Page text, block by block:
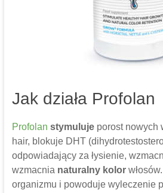
Jak działa Profolan
Profolan stymulujeporost nowych
hair, blokuje DHT
odpowiadający za łysienie,
wzmacnia naturalny kolor
organizmu i powoduje wyleczenie